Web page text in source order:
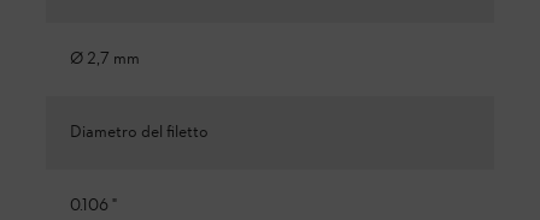
Ø 2,7 mm
Diametro del filetto
0.106 "